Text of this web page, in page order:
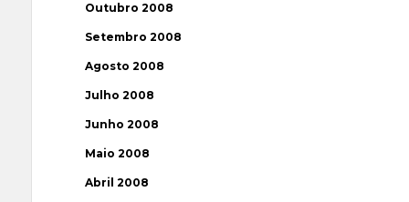
Outubro 2008
Setembro 2008
Agosto 2008
Julho 2008
Junho 2008
Maio 2008
Abril 2008